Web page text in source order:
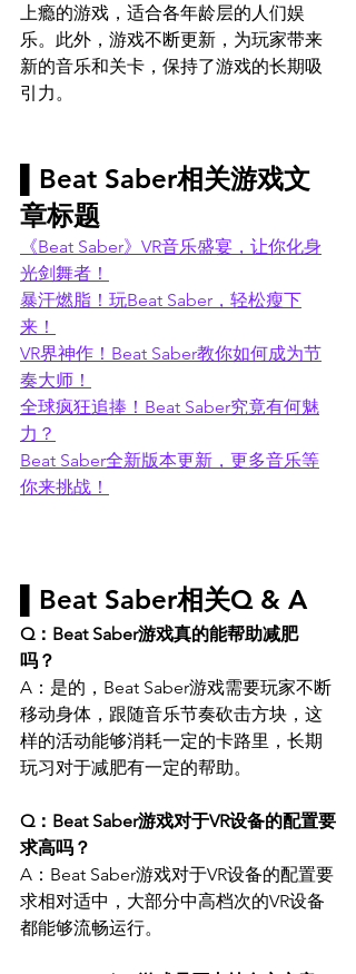
上瘾的游戏，适合各年龄层的人们娱
乐。此外，游戏不断更新，为玩家带来
新的音乐和关卡，保持了游戏的长期吸
引力。
▌Beat Saber相关游戏文
章标题
《Beat Saber》VR音乐盛宴，让你化身
光剑舞者！
暴汗燃脂！玩Beat Saber，轻松瘦下
来！
VR界神作！Beat Saber教你如何成为节
奏大师！
全球疯狂追捧！Beat Saber究竟有何魅
力？
Beat Saber全新版本更新，更多音乐等
你来挑战！
▌Beat Saber相关Q & A
Q：Beat Saber游戏真的能帮助减肥
吗？
A：是的，Beat Saber游戏需要玩家不断
移动身体，跟随音乐节奏砍击方块，这
样的活动能够消耗一定的卡路里，长期
玩习对于减肥有一定的帮助。
Q：Beat Saber游戏对于VR设备的配置要
求高吗？
A：Beat Saber游戏对于VR设备的配置要
求相对适中，大部分中高档次的VR设备
都能够流畅运行。